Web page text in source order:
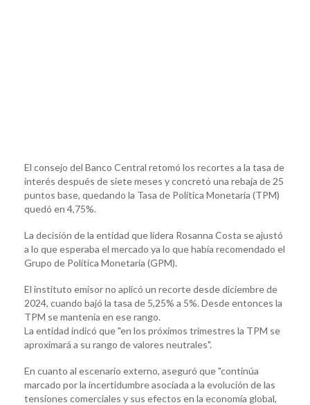
El consejo del Banco Central retomó los recortes a la tasa de
interés después de siete meses y concretó una rebaja de 25
puntos base, quedando la Tasa de Política Monetaria (TPM)
quedó en 4,75%.
La decisión de la entidad que lidera Rosanna Costa se ajustó
a lo que esperaba el mercado ya lo que había recomendado el
Grupo de Política Monetaria (GPM).
El instituto emisor no aplicó un recorte desde diciembre de
2024, cuando bajó la tasa de 5,25% a 5%. Desde entonces la
TPM se mantenía en ese rango.
La entidad indicó que "en los próximos trimestres la TPM se
aproximará a su rango de valores neutrales".
En cuanto al escenario externo, aseguró que "continúa
marcado por la incertidumbre asociada a la evolución de las
tensiones comerciales y sus efectos en la economía global,